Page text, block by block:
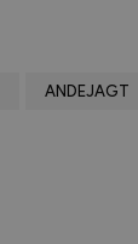
ANDEJAGT